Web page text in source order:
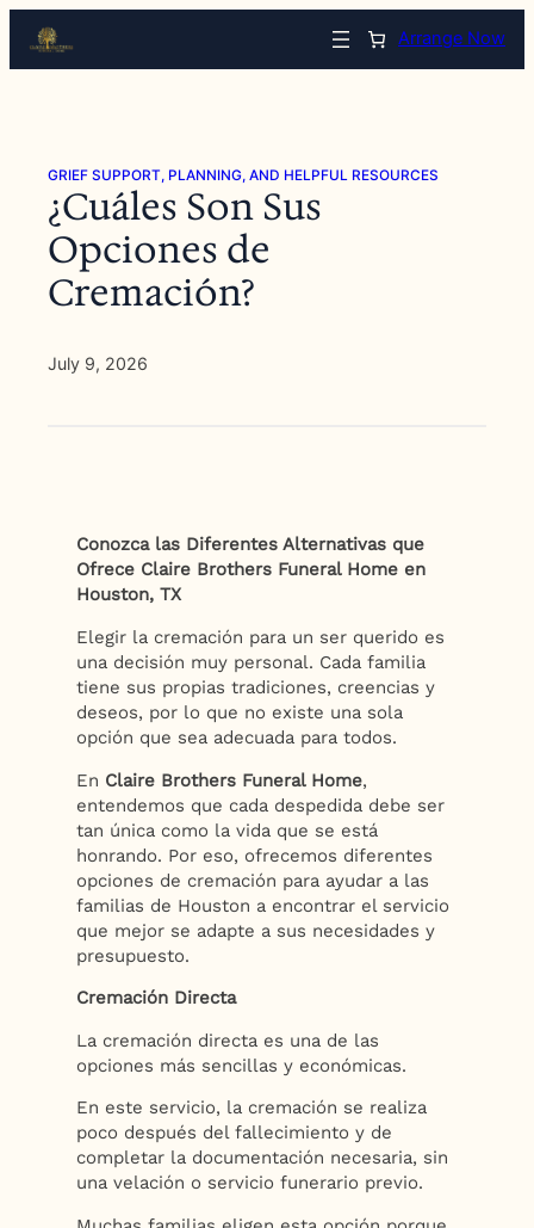
content
Arrange Now
GRIEF SUPPORT, PLANNING, AND HELPFUL RESOURCES
¿Cuáles Son Sus
Opciones de
Cremación?
July 9, 2026
Conozca las Diferentes Alternativas que
Ofrece Claire Brothers Funeral Home en
Houston, TX
Elegir la cremación para un ser querido es
una decisión muy personal. Cada familia
tiene sus propias tradiciones, creencias y
deseos, por lo que no existe una sola
opción que sea adecuada para todos.
En Claire Brothers Funeral Home,
entendemos que cada despedida debe ser
tan única como la vida que se está
honrando. Por eso, ofrecemos diferentes
opciones de cremación para ayudar a las
familias de Houston a encontrar el servicio
que mejor se adapte a sus necesidades y
presupuesto.
Cremación Directa
La cremación directa es una de las
opciones más sencillas y económicas.
En este servicio, la cremación se realiza
poco después del fallecimiento y de
completar la documentación necesaria, sin
una velación o servicio funerario previo.